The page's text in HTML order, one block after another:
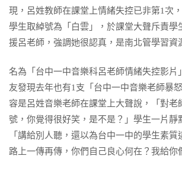
現，呂姓教師在課堂上情緒失控已非第1次
學生取綽號為「白雲」，於課堂大聲斥責學
援呂老師，強調她很認真，是南北管學習資
名為「台中一中音樂科呂老師情緒失控影片
友發現去年也有1支「台中一中音樂老師暴
容是呂姓音樂老師在課堂上大聲說，「對老
號，你覺得很好笑，是不是？」學生一片靜
「講給別人聽，還以為台中一中的學生素質
路上一傳再傳，你們自己良心何在？我給你